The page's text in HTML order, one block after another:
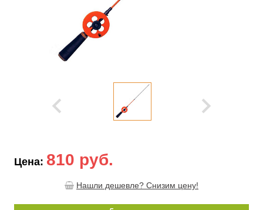
Цена: 810 руб.
Нашли дешевле? Снизим цену!